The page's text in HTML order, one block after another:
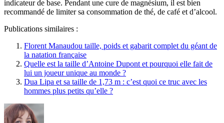
indicateur de base. Pendant une cure de magnésium, il est bien
recommandé de limiter sa consommation de thé, de café et d’alcool.
Publications similaires :
Florent Manaudou taille, poids et gabarit complet du géant de
la natation française
Quelle est la taille d’Antoine Dupont et pourquoi elle fait de
lui un joueur unique au monde ?
Dua Lipa et sa taille de 1,73 m : c’est quoi ce truc avec les
hommes plus petits qu’elle ?